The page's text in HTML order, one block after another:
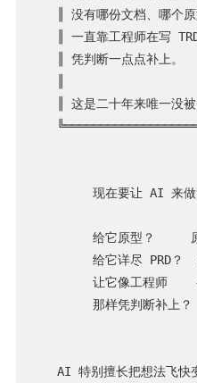
║ 没有哪份文档、哪个
║ 一直靠工程师在写
║ 凭判断一点点补上。
║ 这是二十年来唯一没
现在要让 AI 来
给它原型？
给它详尽 PRD？
让它像工程师
        那样凭判断补上？
AI 特别擅长把想法飞快